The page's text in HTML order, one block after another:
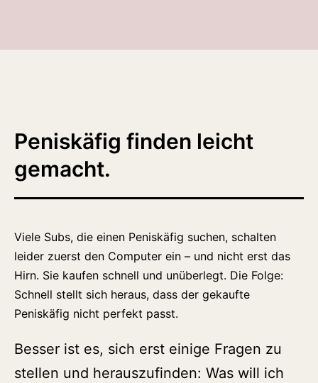
Peniskäfig finden leicht
gemacht.
Viele Subs, die einen Peniskäfig suchen, schalten
leider zuerst den Computer ein – und nicht erst das
Hirn. Sie kaufen schnell und unüberlegt. Die Folge:
Schnell stellt sich heraus, dass der gekaufte
Peniskäfig nicht perfekt passt.
Besser ist es, sich erst einige Fragen zu
stellen und herauszufinden: Was will ich